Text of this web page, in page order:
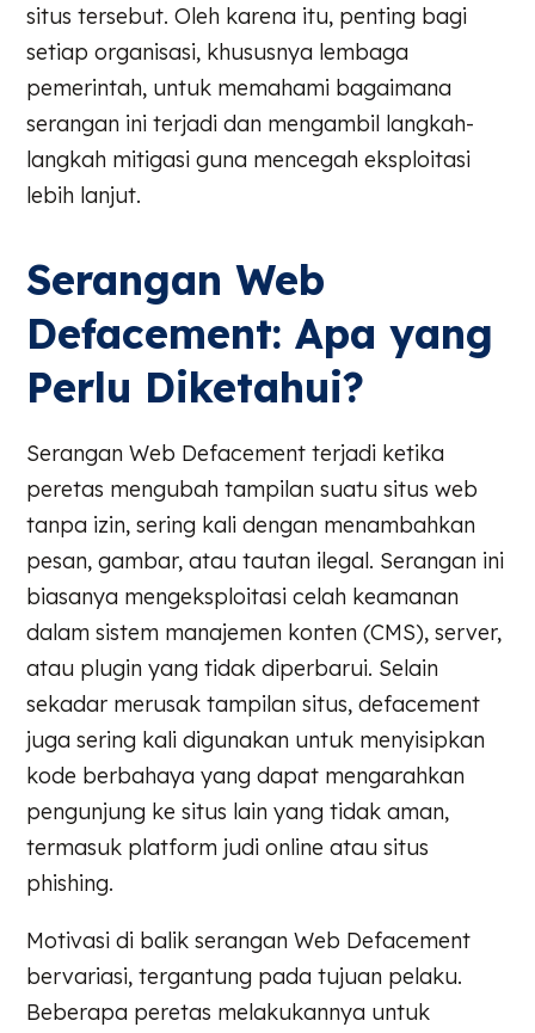
situs tersebut. Oleh karena itu, penting bagi
setiap organisasi, khususnya lembaga
pemerintah, untuk memahami bagaimana
serangan ini terjadi dan mengambil langkah-
langkah mitigasi guna mencegah eksploitasi
lebih lanjut.
Serangan Web
Defacement: Apa yang
Perlu Diketahui?
Serangan Web Defacement terjadi ketika
peretas mengubah tampilan suatu situs web
tanpa izin, sering kali dengan menambahkan
pesan, gambar, atau tautan ilegal. Serangan ini
biasanya mengeksploitasi celah keamanan
dalam sistem manajemen konten (CMS), server,
atau plugin yang tidak diperbarui. Selain
sekadar merusak tampilan situs, defacement
juga sering kali digunakan untuk menyisipkan
kode berbahaya yang dapat mengarahkan
pengunjung ke situs lain yang tidak aman,
termasuk platform judi online atau situs
phishing.
Motivasi di balik serangan Web Defacement
bervariasi, tergantung pada tujuan pelaku.
Beberapa peretas melakukannya untuk